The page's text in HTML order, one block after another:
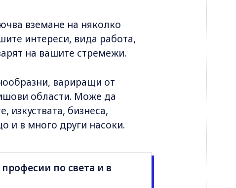
вземане на няколко
интереси, вида работа,
на вашите стремежи.
вариращи от
области. Може да
изкуствата, бизнеса,
и в много други насоки.
по света и в